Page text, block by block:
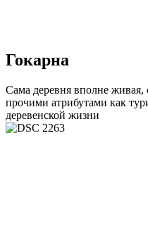
Гокарна
Сама деревня вполне
прочими атрибутами как
деревенской жизни